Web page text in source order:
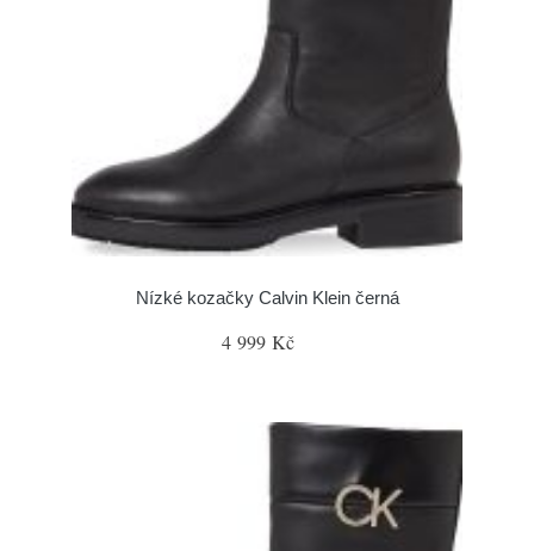
Nízké kozačky Calvin Klein černá
4 999 Kč